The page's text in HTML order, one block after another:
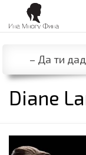
– Да ти
Diane